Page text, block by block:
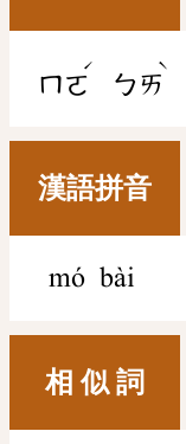
ㄇㄛ
ˊ
ㄅㄞ
ˋ
漢語拼音
mó bài
相 似 詞